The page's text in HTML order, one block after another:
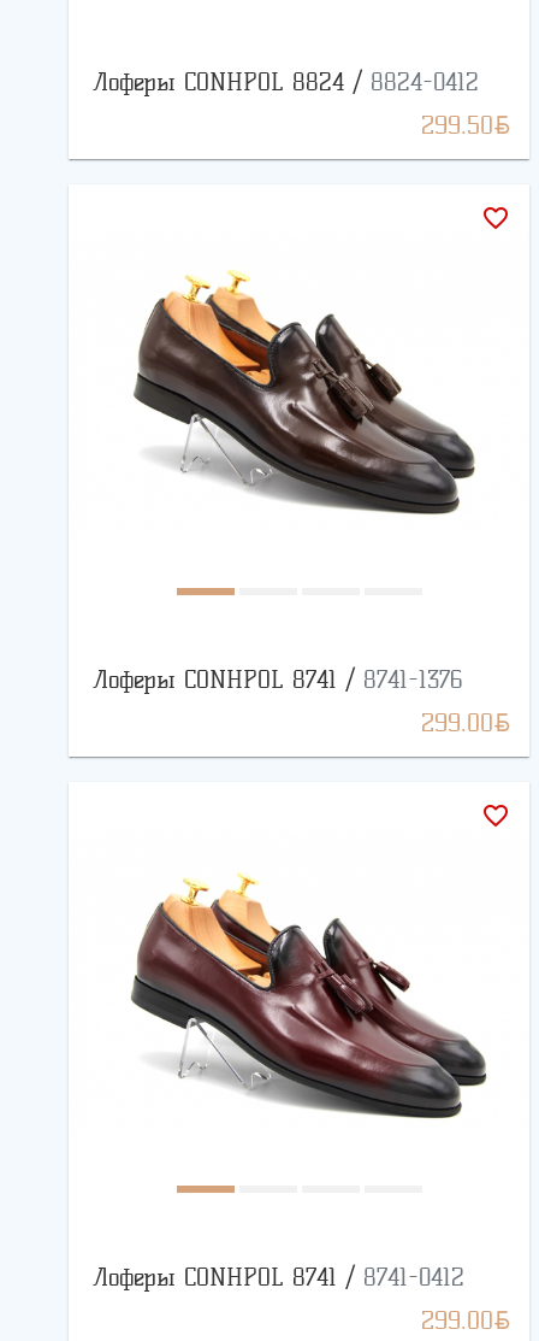
Лоферы CONHPOL 8824 / 8824-0412
299.50BYN
favorite_border
Лоферы CONHPOL 8741 / 8741-1376
299.00BYN
favorite_border
Лоферы CONHPOL 8741 / 8741-0412
299.00BYN